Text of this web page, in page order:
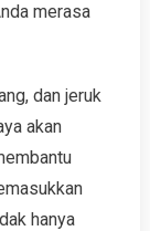
merasa
dan jeruk
akan
hanya